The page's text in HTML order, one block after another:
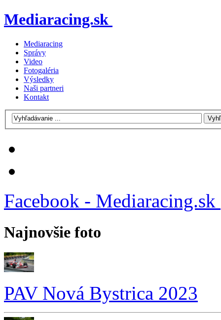
Mediaracing.sk
Mediaracing
Správy
Video
Fotogaléria
Výsledky
Naši partneri
Kontakt
Facebook - Mediaracing.sk
Najnovšie foto
PAV Nová Bystrica 2023